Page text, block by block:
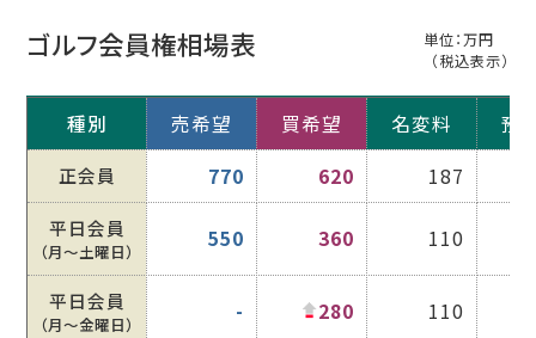
ゴルフ会員権相場表
単位：万円
（税込表示）
種別 売希望 買希望 名変料 預
正会員 770 620 187
平日会員
（月〜土曜日） 550 360 110
平日会員
（月〜金曜日） - 280 110